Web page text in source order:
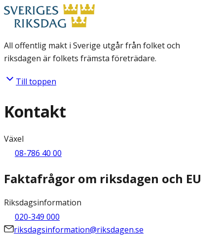
All offentlig makt i Sverige utgår från folket och
riksdagen är folkets främsta företrädare.
Till toppen
Kontakt
Växel
08-786 40 00
Faktafrågor om riksdagen och EU
Riksdagsinformation
020-349 000
riksdagsinformation@riksdagen.se